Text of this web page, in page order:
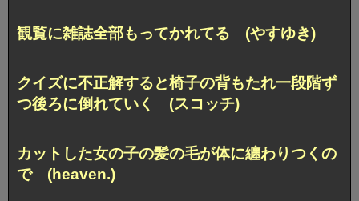
観覧に雑誌全部もってかれてる (やすゆき)
クイズに不正解すると椅子の背もたれ一段階ず
つ後ろに倒れていく (スコッチ)
カットした女の子の髪の毛が体に纏わりつくの
で (heaven.)